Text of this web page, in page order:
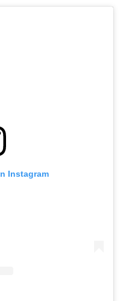
Instagram